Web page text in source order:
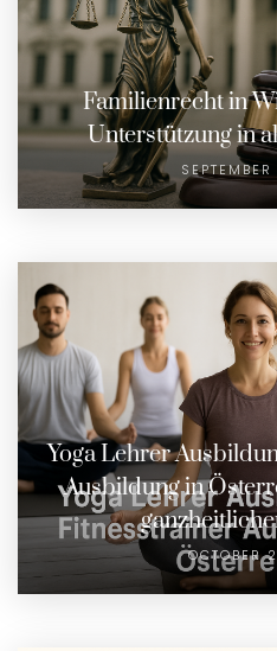
Familienrecht in
Unterstützung in
Yoga Lehrer
Ausbildung in
OCTOBER